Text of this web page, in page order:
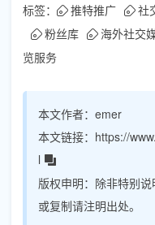
标签： 推特推广 社
粉丝库
海外社交
览服务
本文作者： emer
本文链接： https://
l
版权申明： 除非特别
或复制请注明出处。